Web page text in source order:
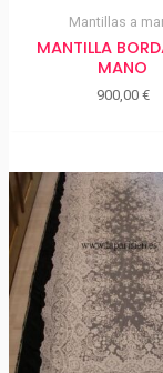
Mantillas a
MANTILLA
MANO
900,00 €